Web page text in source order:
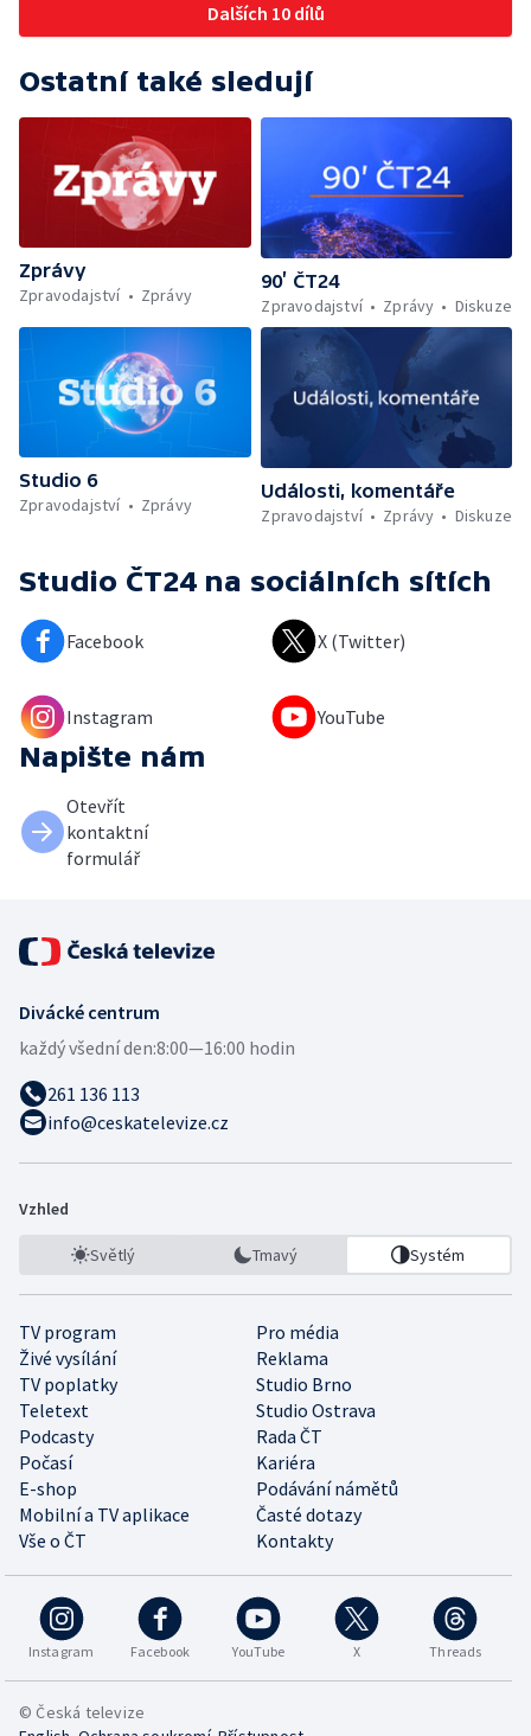
Dalších 10 dílů
Ostatní také sledují
Zprávy
Zpravodajství
Zprávy
90’ ČT24
Zpravodajství
Zprávy Diskuze
Studio 6
Zpravodajství
Zprávy
Události, komentáře
Zpravodajství
Zprávy Diskuze
Studio ČT24 na sociálních sítích
Facebook X (Twitter)
Instagram YouTube
Napište nám
Otevřít
kontaktní
formulář
Divácké centrum
každý všední den:8:00—16:00 hodin
261 136 113
info@ceskatelevize.cz
Vzhled
Světlý Tmavý Systém
TV program
Pro média
Živé vysílání
Reklama
TV poplatky
Studio Brno
Teletext
Studio Ostrava
Podcasty
Rada ČT
Počasí
Kariéra
E-shop
Podávání námětů
Mobilní a TV aplikace
Časté dotazy
Vše o ČT
Kontakty
Instagram Facebook YouTube X Threads
© Česká televize